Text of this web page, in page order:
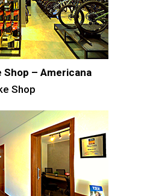
Shop – Americana
Shop